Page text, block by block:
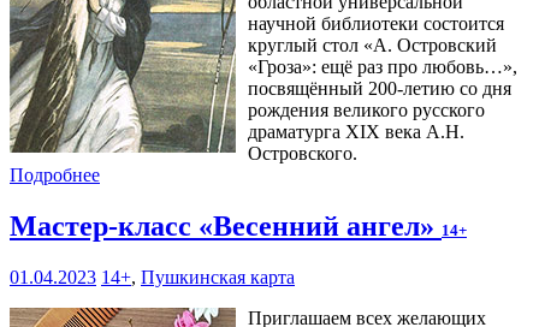
научной библиотеки состоится
круглый стол «А. Островский
«Гроза»: ещё раз про любовь…»,
посвящённый 200-летию со дня
рождения великого русского
драматурга XIX века А.Н.
Островского.
Подробнее
Мастер-класс «Весенний ангел» 14+
01.04.2023 14+, Пушкинская карта
Приглашаем всех желающих